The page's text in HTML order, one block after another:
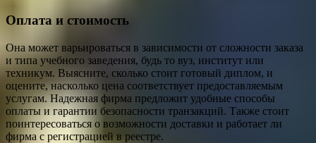
Оплата и стоимость
Она может варьироваться в зависимости от сложности заказа
и типа учебного заведения, будь то вуз, институт или
техникум. Выясните, сколько стоит готовый диплом, и
оцените, насколько цена соответствует предоставляемым
услугам. Надежная фирма предложит удобные способы
оплаты и гарантии безопасности транзакций. Также стоит
поинтересоваться о возможности доставки и работает ли
фирма с регистрацией в реестре.